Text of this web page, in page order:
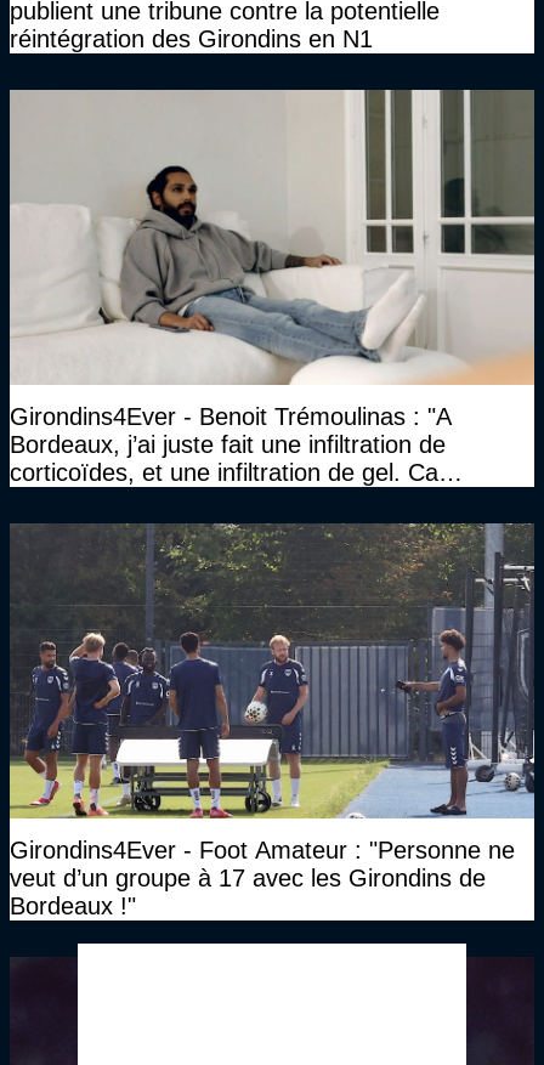
publient une tribune contre la potentielle
réintégration des Girondins en N1
Girondins4Ever - Benoit Trémoulinas : "A
Bordeaux, j’ai juste fait une infiltration de
corticoïdes, et une infiltration de gel. Ca
Girondins4Ever - Foot Amateur : "Personne ne
veut d’un groupe à 17 avec les Girondins de
Bordeaux !"